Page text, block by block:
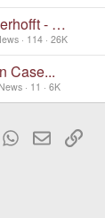
- …
114 26K
Case...
11 6K
WhatsApp
EmailLink